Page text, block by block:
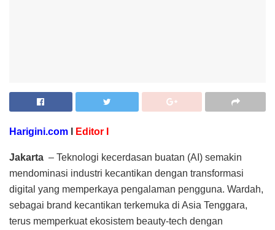
Harigini.com Editor I
Jakarta – Teknologi kecerdasan buatan (AI) semakin
mendominasi industri kecantikan dengan transformasi
digital yang memperkaya pengalaman pengguna. Wardah,
sebagai brand kecantikan terkemuka di Asia Tenggara,
terus memperkuat ekosistem beauty-tech dengan